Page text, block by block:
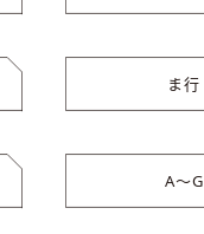
ま行
A〜G